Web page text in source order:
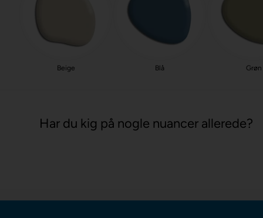
Beige Blå Grøn
Har du kig på nogle nuancer allerede?